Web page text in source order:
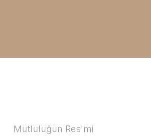
Mutluluğun Res'mi